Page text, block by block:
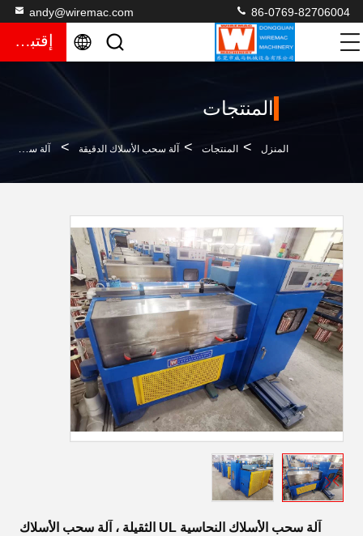
andy@wiremac.com 86-0769-82706004
إقتباس
المنتجات
المنزل > المنتجات > آلة سحب الأسلاك الدقيقة > آلة سحب الأسلاك النحاسية UL الثقيلة ، آلة سحب الأسلاك الدقيقة رخيصة الثمن
آلة سحب الأسلاك النحاسية UL الثقيلة ، آلة سحب الأسلاك